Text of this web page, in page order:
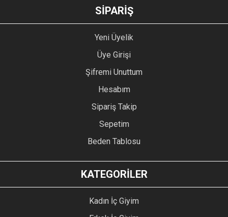
SİPARİŞ
Yeni Üyelik
Üye Girişi
Şifremi Unuttum
Hesabım
Sipariş Takip
Sepetim
Beden Tablosu
KATEGORİLER
Kadın İç Giyim